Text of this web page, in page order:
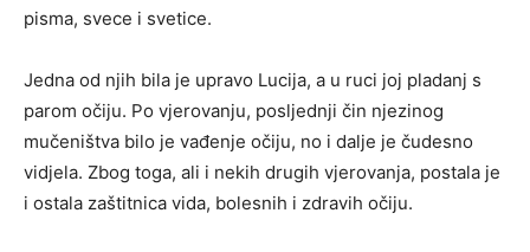
pisma, svece i svetice.
Jedna od njih bila je upravo Lucija, a u ruci joj pladanj s
parom očiju. Po vjerovanju, posljednji čin njezinog
mučeništva bilo je vađenje očiju, no i dalje je čudesno
vidjela. Zbog toga, ali i nekih drugih vjerovanja, postala je
i ostala zaštitnica vida, bolesnih i zdravih očiju.